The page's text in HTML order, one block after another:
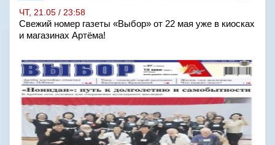
ЧТ, 21.05 / 23:58
Свежий номер газеты «Выбор» от 22 мая уже в киосках
и магазинах Артёма!